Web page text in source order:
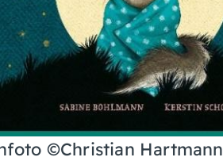
©Christian Hartmann